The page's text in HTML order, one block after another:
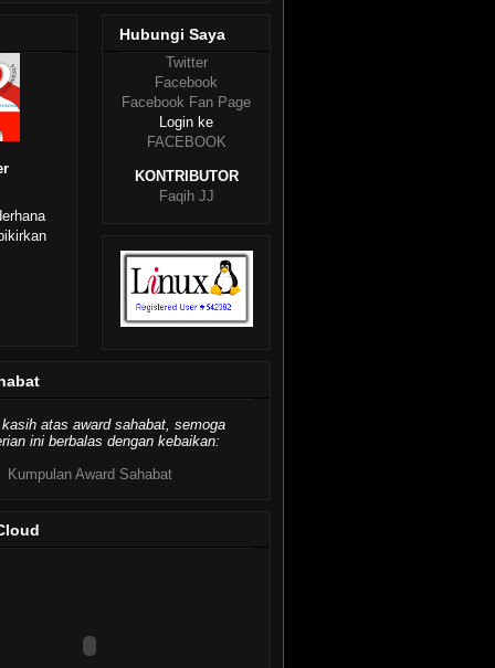
Hubungi Saya
Twitter
Facebook
Facebook Fan Page
Login ke
FACEBOOK
KONTRIBUTOR
Faqih JJ
kasih atas award sahabat, semoga
ini berbalas dengan kebaikan:
Kumpulan Award Sahabat